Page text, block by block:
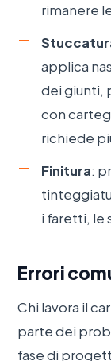
rimanere
applica
dei giunti,
con
richiede
Finitura:
i faretti, le
Errori
Chi lavora il
parte dei
fase di